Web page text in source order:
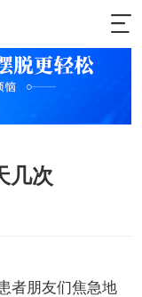
几次
者朋友们焦急地